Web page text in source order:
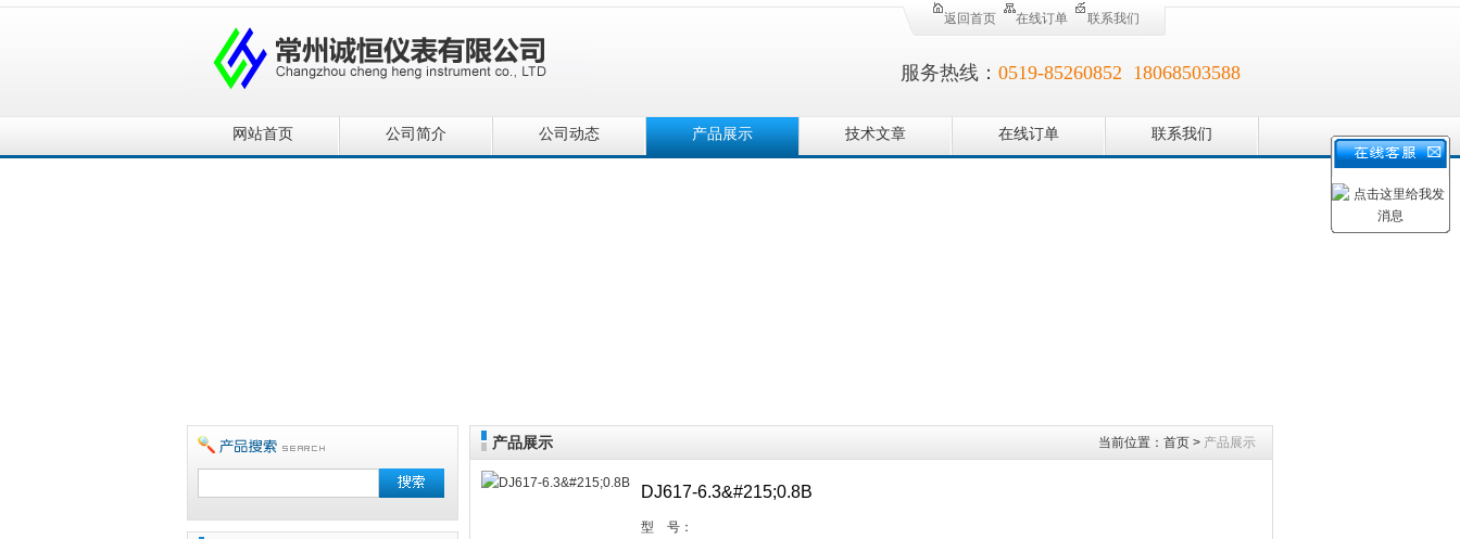
返回首页 在线订单 联系我们
服务热线： 0519-85260852 18068503588
网站首页 公司简介 公司动态 产品展示 技术文章 在线订单 联系我们
产品展示 当前位置： 首页 > 产品展示
DJ617-6.3&#215;0.8B
型 号：